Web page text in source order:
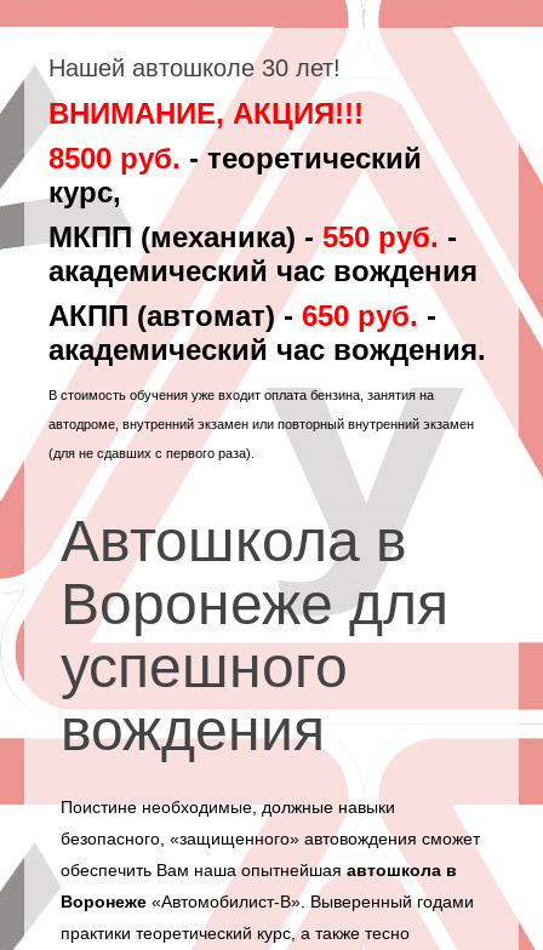
Нашей автошколе 30 лет!
ВНИМАНИЕ, АКЦИЯ!!!
8500 руб. - теоретический
курс,
МКПП (механика) -550 руб. -
академический час вождения
АКПП (автомат) - 650 руб. -
академический час вождения.
В стоимость обучения уже входит оплата бензина, занятия на
автодроме, внутренний экзамен или повторный внутренний экзамен
(для не сдавших с первого раза).
Автошкола в
Воронеже для
успешного
вождения
Поистине необходимые, должные навыки
безопасного, «защищенного» автовождения сможет
обеспечить Вам наша опытнейшаяавтошкола в
Воронеже «Автомобилист-В». Выверенный годами
практики теоретический курс, а также тесно